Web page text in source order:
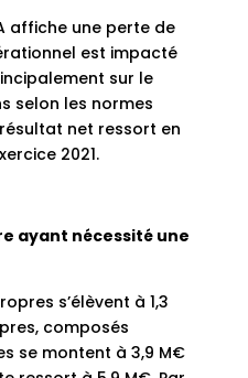
affiche une perte de
est impacté
sur le
selon les normes
net ressort en
2021.
ayant nécessité une
s’élèvent à 1,3
composés
se montent à 3,9 M€